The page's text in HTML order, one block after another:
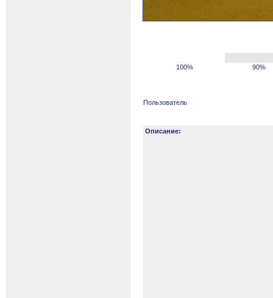
100% 90%
Пользователь
Описание: